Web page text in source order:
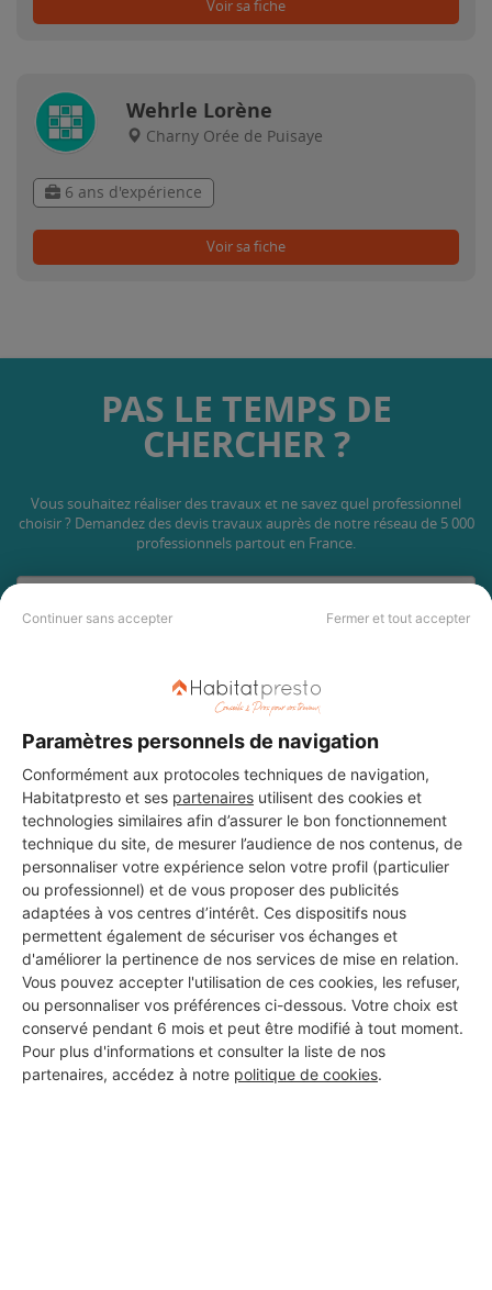
Continuer sans accepter Fermer et tout accepter
Paramètres personnels de navigation
Conformément aux protocoles techniques de navigation,
Habitatpresto et ses partenaires utilisent des cookies et
technologies similaires afin d’assurer le bon fonctionnement
technique du site, de mesurer l’audience de nos contenus, de
personnaliser votre expérience selon votre profil (particulier
ou professionnel) et de vous proposer des publicités
adaptées à vos centres d’intérêt. Ces dispositifs nous
permettent également de sécuriser vos échanges et
d'améliorer la pertinence de nos services de mise en relation.
Vous pouvez accepter l'utilisation de ces cookies, les refuser,
ou personnaliser vos préférences ci-dessous. Votre choix est
conservé pendant 6 mois et peut être modifié à tout moment.
Pour plus d'informations et consulter la liste de nos
partenaires, accédez à notre politique de cookies.
Voir sa fiche
Wehrle Lorène
Charny Orée de Puisaye
6 ans d'expérience
Voir sa fiche
PAS LE TEMPS DE
CHERCHER ?
Vous souhaitez réaliser des travaux et ne savez quel professionnel
choisir ? Demandez des devis travaux auprès de notre réseau de 5 000
professionnels partout en France.
DEMANDER UN DEVIS
Les 1 autres Carreleurs pour
vos travaux à Vézinnes
ATN Agencement
Vézinnes
2 ans d'expérience
Voir sa fiche